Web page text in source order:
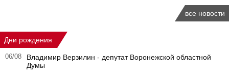
все новости
Дни рождения
06/08
Владимир Верзилин - депутат Воронежской областной
Думы